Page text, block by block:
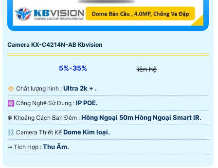
Camera KX-C4214N-AB Kbvision
5%-35% liên hệ
🔅 Chất lượng hình : Ultra 2k + .
⚛️ Công Nghệ Sử Dụng : IP POE.
❃ Khoảng Cách Ban Đêm : Hồng Ngoại 50m Hồng Ngoại Smart IR.
⛓ Camera Thiết Kế Dome Kim loại.
️⇝ Tích Hợp : Thu Âm.